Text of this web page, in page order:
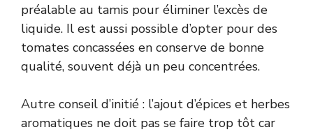
préalable au tamis pour éliminer l’excès de
liquide. Il est aussi possible d’opter pour des
tomates concassées en conserve de bonne
qualité, souvent déjà un peu concentrées.
Autre conseil d’initié : l’ajout d’épices et herbes
aromatiques ne doit pas se faire trop tôt car